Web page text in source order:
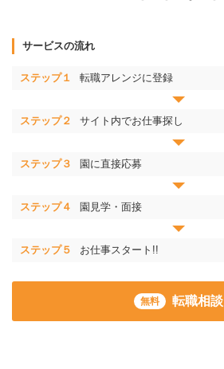
サービスの流れ
ステップ１ 転職アレンジに登録
ステップ２ サイト内でお仕事探し
ステップ３ 園に直接応募
ステップ４ 園見学・面接
ステップ５ お仕事スタート!!
無料 転職相談